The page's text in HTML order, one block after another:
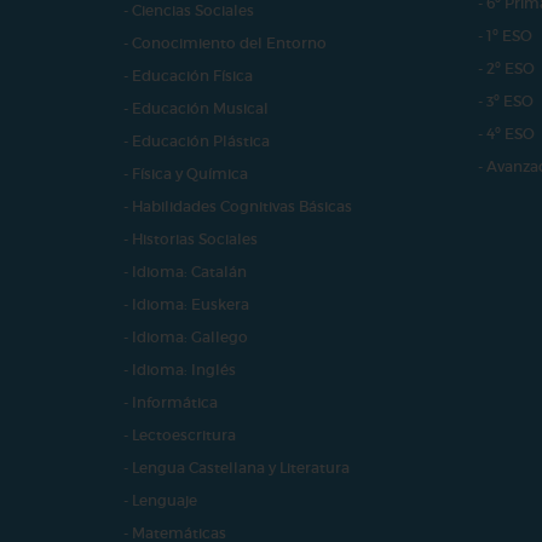
- Ciencias Sociales
- Conocimiento del Entorno
- Educación Física
- Educación Musical
- Educación Plástica
- Física y Química
- Habilidades Cognitivas Básicas
- Historias Sociales
- Idioma: Catalán
- Idioma: Euskera
- Idioma: Gallego
- Idioma: Inglés
- Informática
- Lectoescritura
- Lengua Castellana y Literatura
- Lenguaje
- Matemáticas
- 1º ESO
- 2º ESO
- 3º ESO
- 4º ESO
-